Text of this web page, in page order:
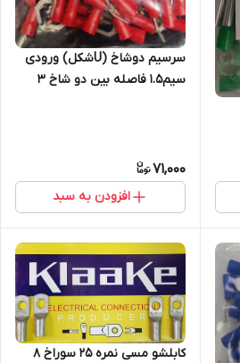
سرسیم دوشاخ (Uشکل) ورودی
سیم1.5 فاصله بین دو شاخ 3
71,000
افزودن به سبد
کابلشو مسی نمره ۲۵ سوراخ 8